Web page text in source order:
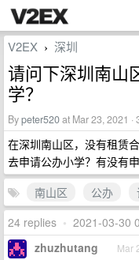
V2EX › 深圳
请问下深圳南山
学？
Bypeter520at Mar 23, 2021 ·
在深圳南山区，没有租赁
去申请公办小学？有没有
南山区
公办
24 replies • 2021-03-30
zhuzhutang Mar